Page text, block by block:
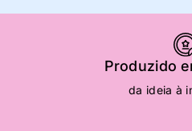
Produzido
da ideia à